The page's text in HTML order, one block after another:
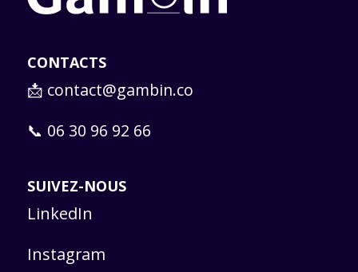
CONTACTS
📩 contact@gambin.co
📞 06 30 96 92 66
SUIVEZ-NOUS
LinkedIn
Instagram